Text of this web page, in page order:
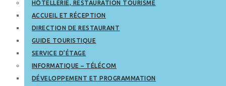
HÔTELLERIE, RESTAURATION TOURISME
ACCUEIL ET RÉCEPTION
DIRECTION DE RESTAURANT
GUIDE TOURISTIQUE
SERVICE D’ÉTAGE
INFORMATIQUE – TÉLÉCOM
DÉVELOPPEMENT ET PROGRAMMATION